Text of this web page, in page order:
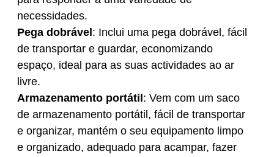
necessidades.
Pega dobrável : Inclui uma pega dobrável, fácil
de transportar e guardar, economizando
espaço, ideal para as suas actividades ao ar
livre.
Armazenamento portátil : Vem com um saco
de armazenamento portátil, fácil de transportar
e organizar, mantém o seu equipamento limpo
e organizado, adequado para acampar, fazer